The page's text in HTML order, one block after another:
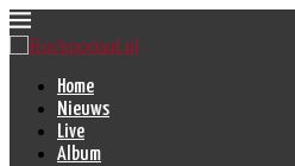
Home
Nieuws
Live
Album